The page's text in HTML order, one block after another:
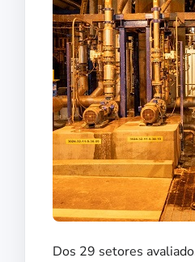
Dos 29 setores